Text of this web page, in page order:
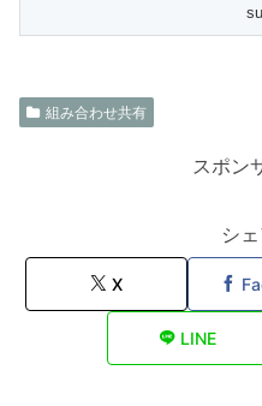
組み合わせ共有
スポン
シ
X
LINE